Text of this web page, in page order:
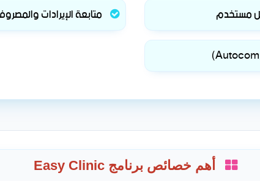
مستخدم
متابعة الإيرادات
أهم خصائص برنامج Easy Clinic